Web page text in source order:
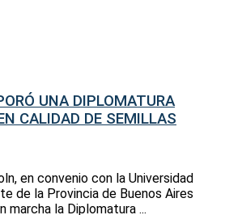
UNA DIPLOMATURA
CALIDAD DE SEMILLAS
en convenio con la Universidad
de la Provincia de Buenos Aires
marcha la Diplomatura ...